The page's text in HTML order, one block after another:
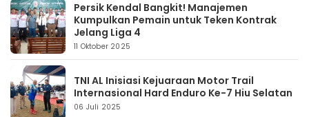
Persik Kendal Bangkit! Manajemen
Kumpulkan Pemain untuk Teken Kontrak
Jelang Liga 4
11 Oktober 2025
TNI AL Inisiasi Kejuaraan Motor Trail
Internasional Hard Enduro Ke-7 Hiu Selatan
06 Juli 2025